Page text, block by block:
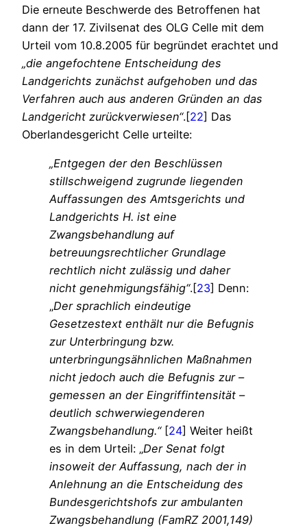
Die erneute Beschwerde des Betroffenen hat
dann der 17. Zivilsenat des OLG Celle mit dem
Urteil vom 10.8.2005 für begründet erachtet und
„die angefochtene Entscheidung des
Landgerichts zunächst aufgehoben und das
Verfahren auch aus anderen Gründen an das
Landgericht zurückverwiesen“.[22] Das
Oberlandesgericht Celle urteilte:
„Entgegen der den Beschlüssen
stillschweigend zugrunde liegenden
Auffassungen des Amtsgerichts und
Landgerichts H. ist eine
Zwangsbehandlung auf
betreuungsrechtlicher Grundlage
rechtlich nicht zulässig und daher
nicht genehmigungsfähig“.[23] Denn:
„Der sprachlich eindeutige
Gesetzestext enthält nur die Befugnis
zur Unterbringung bzw.
unterbringungsähnlichen Maßnahmen
nicht jedoch auch die Befugnis zur –
gemessen an der Eingriffintensität –
deutlich schwerwiegenderen
Zwangsbehandlung.“[24] Weiter heißt
es in dem Urteil: „Der Senat folgt
insoweit der Auffassung, nach der in
Anlehnung an die Entscheidung des
Bundesgerichtshofs zur ambulanten
Zwangsbehandlung (FamRZ 2001,149)